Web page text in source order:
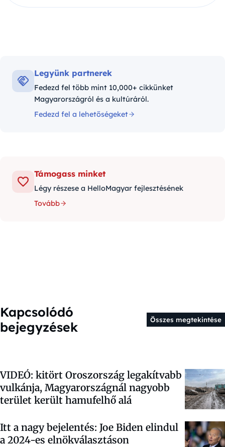
Legyünk partnerek
Fedezd fel több mint 10,000+ cikkünket
Magyarországról és a kultúráról.
Fedezd fel a lehetőségeket
Támogass minket
Légy részese a HelloMagyar fejlesztésének
Tovább
Kapcsolódó
bejegyzések
Összes megtekintése
VIDEÓ: kitört Oroszország legakítvabb
vulkánja, Magyarországnál nagyobb
terület került hamufelhő alá
Itt a nagy bejelentés: Joe Biden elindul
a 2024-es elnökválasztáson